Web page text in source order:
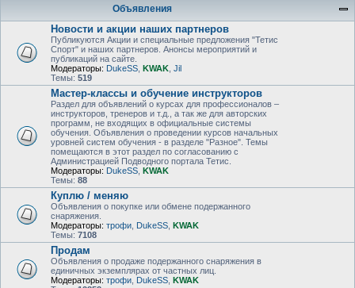
Объявления
Новости и акции наших партнеров
Публикуются Акции и специальные предложения "Тетис
Спорт" и наших партнеров. Анонсы мероприятий и
публикаций на сайте.
Модераторы: DukeSS KWAK Jil
Темы: 519
Мастер-классы и обучение инструкторов
Раздел для объявлений о курсах для профессионалов –
инструкторов, тренеров и т.д., а так же для авторских
программ, не входящих в официальные системы
обучения. Объявления о проведении курсов начальных
уровней систем обучения - в разделе "Разное". Темы
помещаются в этот раздел по согласованию с
Администрацией Подводного портала Тетис.
Модераторы: DukeSS KWAK
Темы: 88
Куплю / меняю
Объявления о покупке или обмене подержанного
снаряжения.
Модераторы: трофи DukeSS KWAK
Темы: 7108
Продам
Объявления о продаже подержанного снаряжения в
единичных экземплярах от частных лиц.
Модераторы: трофи DukeSS KWAK